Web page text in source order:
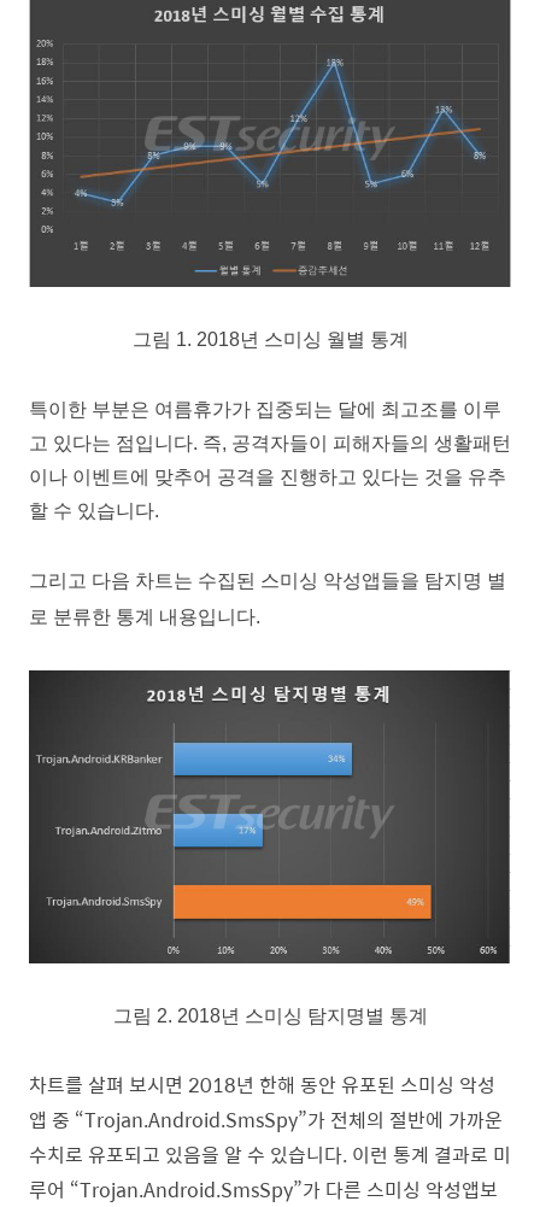
그림 1. 2018년 스미싱 월별 통계
특이한 부분은 여름휴가가 집중되는 달에 최고조를 이루
고 있다는 점입니다. 즉, 공격자들이 피해자들의 생활패턴
이나 이벤트에 맞추어 공격을 진행하고 있다는 것을 유추
할 수 있습니다.
그리고 다음 차트는 수집된 스미싱 악성앱들을 탐지명 별
로 분류한 통계 내용입니다.
그림 2. 2018년 스미싱 탐지명별 통계
차트를 살펴 보시면 2018년 한해 동안 유포된 스미싱 악성
앱 중 “Trojan.Android.SmsSpy”가 전체의 절반에 가까운
수치로 유포되고 있음을 알 수 있습니다. 이런 통계 결과로 미
루어 “Trojan.Android.SmsSpy”가 다른 스미싱 악성앱보